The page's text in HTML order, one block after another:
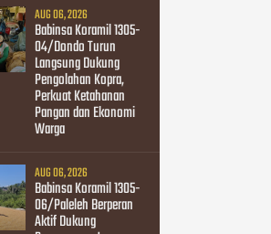
AUG 06, 2026
Babinsa Koramil 1305-
04/Dondo Turun
Langsung Dukung
Pengolahan Kopra,
Perkuat Ketahanan
Pangan dan Ekonomi
Warga
AUG 06, 2026
Babinsa Koramil 1305-
06/Paleleh Berperan
Aktif Dukung